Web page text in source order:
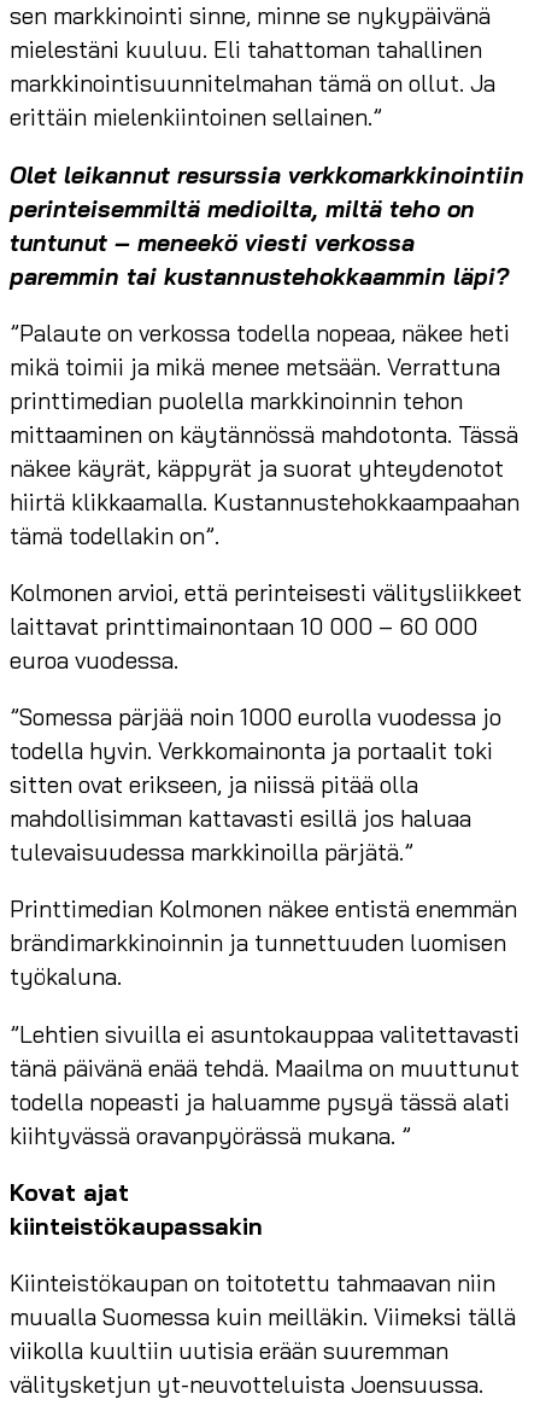
sen markkinointi sinne, minne se nykypäivänä
mielestäni kuuluu. Eli tahattoman tahallinen
markkinointisuunnitelmahan tämä on ollut. Ja
erittäin mielenkiintoinen sellainen.”
Olet leikannut resurssia verkkomarkkinointiin
perinteisemmiltä medioilta, miltä teho on
tuntunut – meneekö viesti verkossa
paremmin tai kustannustehokkaammin läpi?
”Palaute on verkossa todella nopeaa, näkee heti
mikä toimii ja mikä menee metsään. Verrattuna
printtimedian puolella markkinoinnin tehon
mittaaminen on käytännössä mahdotonta. Tässä
näkee käyrät, käppyrät ja suorat yhteydenotot
hiirtä klikkaamalla. Kustannustehokkaampaahan
tämä todellakin on”.
Kolmonen arvioi, että perinteisesti välitysliikkeet
laittavat printtimainontaan 10 000 – 60 000
euroa vuodessa.
”Somessa pärjää noin 1000 eurolla vuodessa jo
todella hyvin. Verkkomainonta ja portaalit toki
sitten ovat erikseen, ja niissä pitää olla
mahdollisimman kattavasti esillä jos haluaa
tulevaisuudessa markkinoilla pärjätä.”
Printtimedian Kolmonen näkee entistä enemmän
brändimarkkinoinnin ja tunnettuuden luomisen
työkaluna.
”Lehtien sivuilla ei asuntokauppaa valitettavasti
tänä päivänä enää tehdä. Maailma on muuttunut
todella nopeasti ja haluamme pysyä tässä alati
kiihtyvässä oravanpyörässä mukana. ”
Kovat ajat
kiinteistökaupassakin
Kiinteistökaupan on toitotettu tahmaavan niin
muualla Suomessa kuin meilläkin. Viimeksi tällä
viikolla kuultiin uutisia erään suuremman
välitysketjun yt-neuvotteluista Joensuussa.